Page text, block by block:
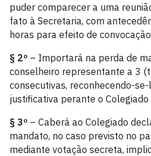
puder comparecer a uma
fato à Secretaria, com
horas para efeito de
§ 2º – Importará na perda de
conselheiro representante a 3
consecutivas, reconhecendo-
justificativa perante o
§ 3º – Caberá ao Colegiado
mandato, no caso previsto no
mediante votação secreta,